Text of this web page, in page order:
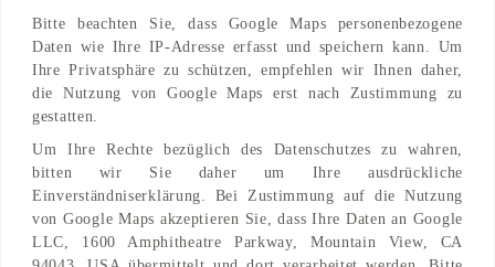
Bitte beachten Sie, dass Google Maps personenbezogene
Daten wie Ihre IP-Adresse erfasst und speichern kann. Um
Ihre Privatsphäre zu schützen, empfehlen wir Ihnen daher,
die Nutzung von Google Maps erst nach Zustimmung zu
gestatten.
Um Ihre Rechte bezüglich des Datenschutzes zu wahren,
bitten wir Sie daher um Ihre ausdrückliche
Einverständniserklärung. Bei Zustimmung auf die Nutzung
von Google Maps akzeptieren Sie, dass Ihre Daten an Google
LLC, 1600 Amphitheatre Parkway, Mountain View, CA